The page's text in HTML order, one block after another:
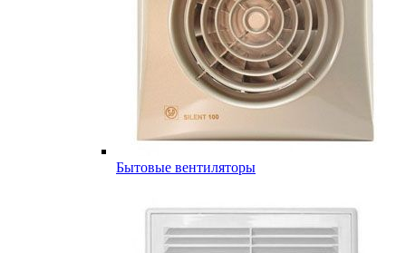
Бытовые вентиляторы